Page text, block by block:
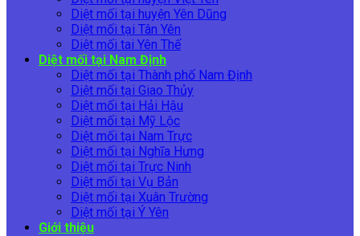
Diệt mối tại huyện Yên Dũng
Diệt mối tại Tân Yên
Diệt mối tai Yên Thế
Diệt mối tại Nam Định
Diệt mối tại Thành phố Nam Định
Diệt mối tại Giao Thủy
Diệt mối tại Hải Hậu
Diệt mối tại Mỹ Lộc
Diệt mối tại Nam Trực
Diệt mối tại Nghĩa Hưng
Diệt mối tại Trực Ninh
Diệt mối tại Vụ Bản
Diệt mối tại Xuân Trường
Diệt mối tại Ý Yên
Giới thiệu